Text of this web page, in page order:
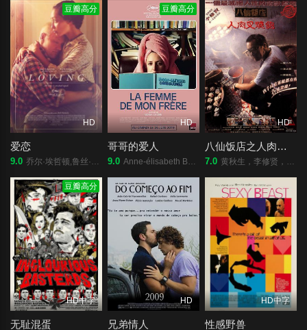
豆瓣高分
HD
爱恋
9.0 乔尔·埃哲顿,鲁丝·内伽,迈克尔·珊农,马尔顿·索克斯,尼克·克罗尔,比尔·坎普,大卫·詹森,克里斯·格林,迈克尔·阿伯特,克里斯托弗·曼恩
豆瓣高分
HD
哥哥的爱人
9.0 Anne-élisabeth Bossé,帕特里克·伊冯,伊夫林·布洛初,塞森·加布埃,米舍利娜·伯纳德,Mani Soleymanlou,玛加丽·列平·布隆多,尼尔斯·施内德,Noah Parker,Amélie Dallaire,玛丽·布拉萨德,Paul Savoie,Maurice de Kinder,金伯利·拉费里埃,迈伦娜·麦凯,Jo?lle Paré-Beaulieu,若瑟琳·祖科,C
HD
八仙饭店之人肉叉烧包
7.0 黄秋生，李修贤，关宝慧，刘兆铭，成奎安，李华月
豆瓣高分
HD中字
无耻混蛋
HD
兄弟情人
HD中字
性感野兽